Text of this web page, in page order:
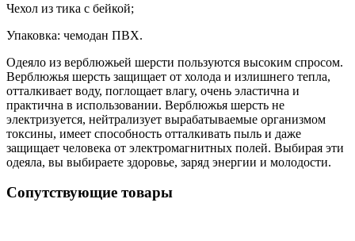
Чехол из тика с бейкой;
Упаковка: чемодан ПВХ.
Одеяло из верблюжьей шерсти пользуются высоким спросом.
Верблюжья шерсть защищает от холода и излишнего тепла,
отталкивает воду, поглощает влагу, очень эластична и
практична в использовании. Верблюжья шерсть не
электризуется, нейтрализует вырабатываемые организмом
токсины, имеет способность отталкивать пыль и даже
защищает человека от электромагнитных полей. Выбирая эти
одеяла, вы выбираете здоровье, заряд энергии и молодости.
Сопутствующие товары